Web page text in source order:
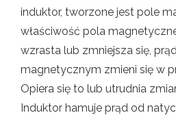
induktor, tworzone jest pole
właściwość pola
wzrasta lub zmniejsza się,
magnetycznym zmieni się w
Opiera się to lub utrudnia
Induktor hamuje prąd od